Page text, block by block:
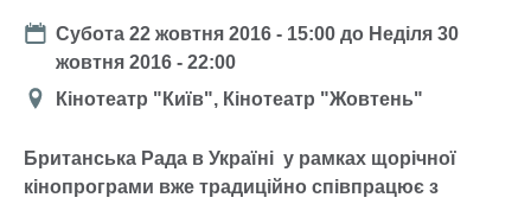
Date
Субота 22 жовтня 2016 - 15:00 до Неділя 30
жовтня 2016 - 22:00
Місце
Кінотеатр "Київ", Кінотеатр "Жовтень"
Британська Рада в Україні у рамках щорічної
кінопрограми вже традиційно співпрацює з